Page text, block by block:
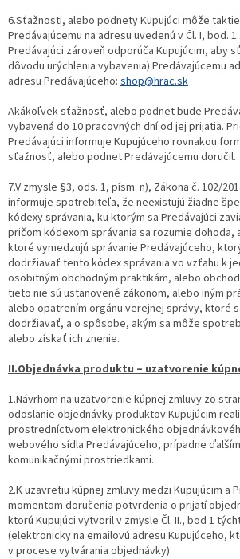
6.Sťažnosti, alebo podnety Kupujúci môže
Predávajúcemu na adresu uvedenú v Čl. I, bod.
Predávajúci zároveň odporúča Kupujúcim, aby
dôvodu urýchlenia vybavenia) Predávajúcemu
adresu Predávajúceho: shop@hrac.sk
Akákoľvek sťažnosť, alebo podnet bude
vybavená do 10 pracovných dní od jej prijatia.
Predávajúci informuje Kupujúceho rovnakou
sťažnosť, alebo podnet Predávajúcemu doručil.
7.V zmysle §3, ods. 1, písm. n), Zákona č. 102/
informuje spotrebiteľa, že neexistujú žiadne
kódexy správania, ku ktorým sa Predávajúci
pričom kódexom správania sa rozumie dohoda,
ktoré vymedzujú správanie Predávajúceho,
dodržiavať tento kódex správania vo vzťahu k
osobitným obchodným praktikám, alebo
tieto nie sú ustanovené zákonom, alebo iným
alebo opatrením orgánu verejnej správy, ktoré
dodržiavať, a o spôsobe, akým sa môže
alebo získať ich znenie.
II.Objednávka produktu – uzatvorenie
1.Návrhom na uzatvorenie kúpnej zmluvy zo
odoslanie objednávky produktov Kupujúcim
prostredníctvom elektronického
webového sídla Predávajúceho, prípadne
komunikačnými prostriedkami.
2.K uzavretiu kúpnej zmluvy medzi Kupujúcim a
momentom doručenia potvrdenia o prijatí
ktorú Kupujúci vytvoril v zmysle Čl. II., bod 1
(elektronicky na emailovú adresu Kupujúceho,
v procese vytvárania objednávky).